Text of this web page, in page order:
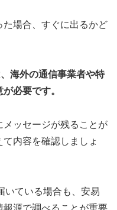
た場合、すぐに出るかど
海外の通信事業者や特
必要です。
ッセージが残ることが
内容を確認しましょ
いている場合も、安易
源で調べることが重要